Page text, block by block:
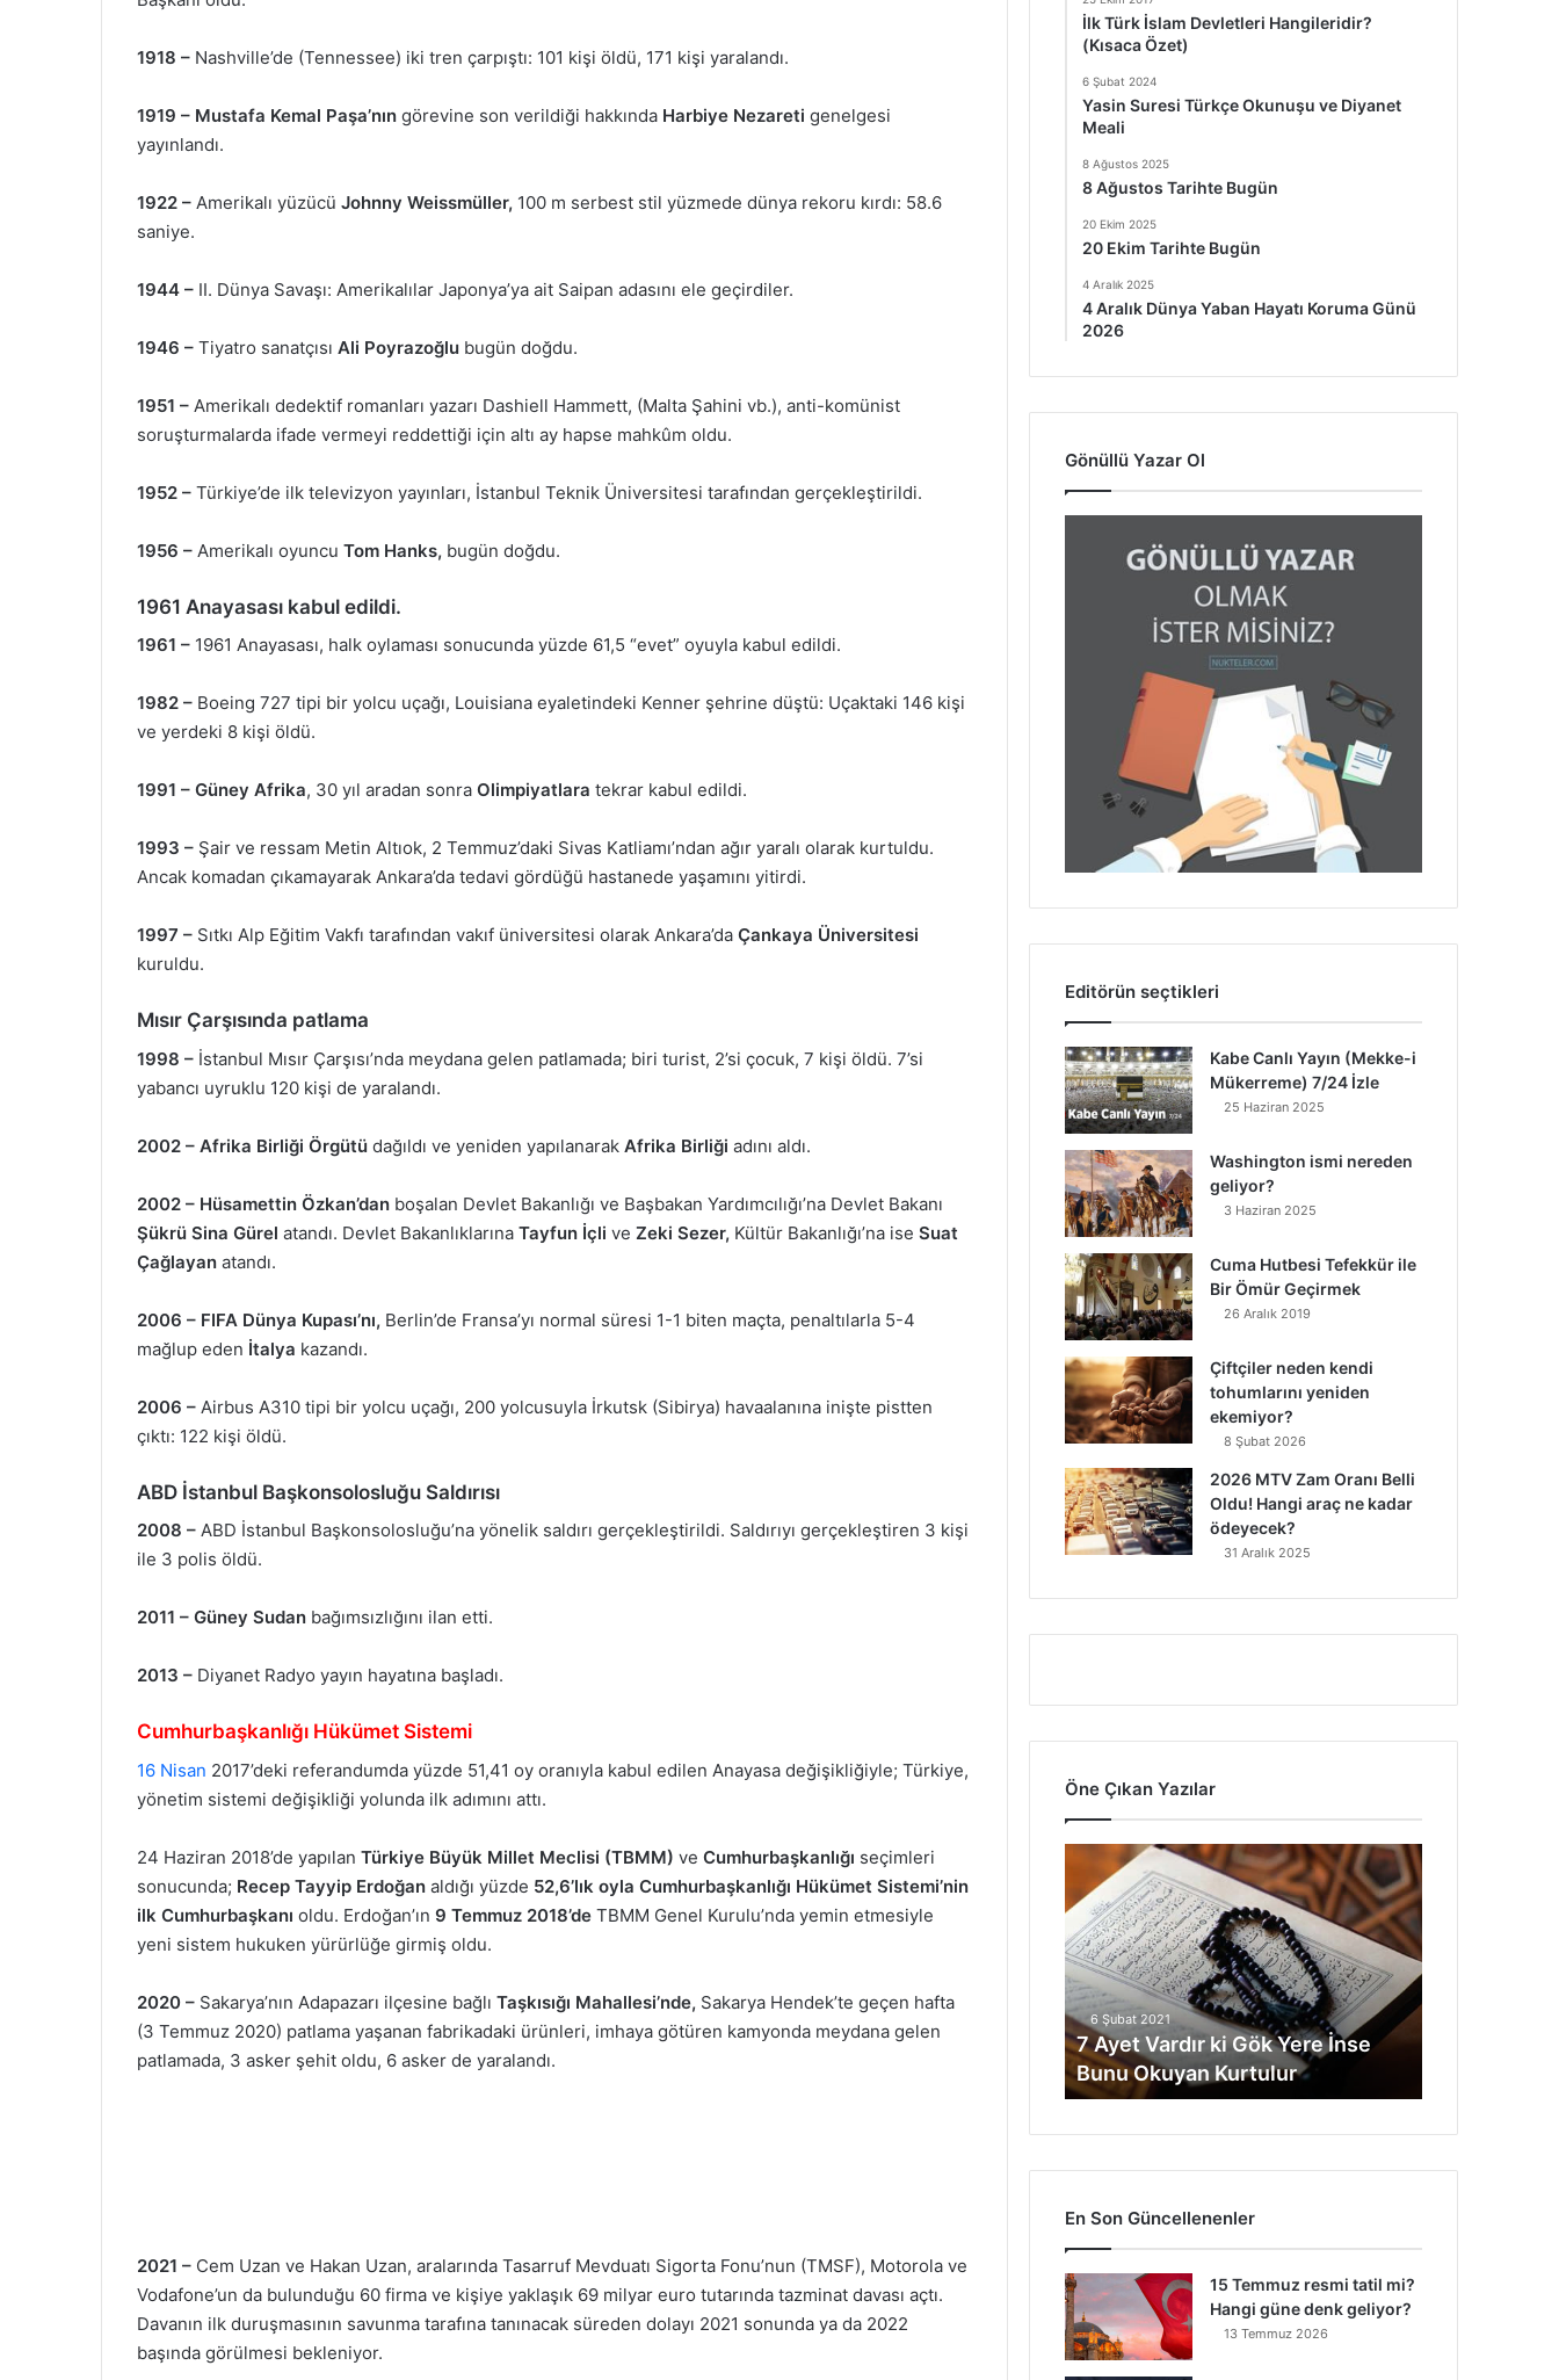
1918 – Nashville’de (Tennessee) iki tren çarpıştı: 101 kişi öldü, 171 kişi yaralandı.
1919 – Mustafa Kemal Paşa’nın görevine son verildiği hakkında Harbiye Nezareti genelgesi
yayınlandı.
1922 – Amerikalı yüzücü Johnny Weissmüller, 100 m serbest stil yüzmede dünya rekoru kırdı: 58.6
saniye.
1944 – II. Dünya Savaşı: Amerikalılar Japonya’ya ait Saipan adasını ele geçirdiler.
1946 – Tiyatro sanatçısı Ali Poyrazoğlu bugün doğdu.
1951 – Amerikalı dedektif romanları yazarı Dashiell Hammett, (Malta Şahini vb.), anti-komünist
soruşturmalarda ifade vermeyi reddettiği için altı ay hapse mahkûm oldu.
1952 – Türkiye’de ilk televizyon yayınları, İstanbul Teknik Üniversitesi tarafından gerçekleştirildi.
1956 – Amerikalı oyuncu Tom Hanks, bugün doğdu.
1961 Anayasası kabul edildi.
1961 – 1961 Anayasası, halk oylaması sonucunda yüzde 61,5 “evet” oyuyla kabul edildi.
1982 – Boeing 727 tipi bir yolcu uçağı, Louisiana eyaletindeki Kenner şehrine düştü: Uçaktaki 146 kişi
ve yerdeki 8 kişi öldü.
1991 – Güney Afrika, 30 yıl aradan sonra Olimpiyatlara tekrar kabul edildi.
1993 – Şair ve ressam Metin Altıok, 2 Temmuz’daki Sivas Katliamı’ndan ağır yaralı olarak kurtuldu.
Ancak komadan çıkamayarak Ankara’da tedavi gördüğü hastanede yaşamını yitirdi.
1997 – Sıtkı Alp Eğitim Vakfı tarafından vakıf üniversitesi olarak Ankara’da Çankaya Üniversitesi
kuruldu.
Mısır Çarşısında patlama
1998 – İstanbul Mısır Çarşısı’nda meydana gelen patlamada; biri turist, 2’si çocuk, 7 kişi öldü. 7’si
yabancı uyruklu 120 kişi de yaralandı.
2002 – Afrika Birliği Örgütü dağıldı ve yeniden yapılanarak Afrika Birliği adını aldı.
2002 – Hüsamettin Özkan’dan boşalan Devlet Bakanlığı ve Başbakan Yardımcılığı’na Devlet Bakanı
Şükrü Sina Gürel atandı. Devlet Bakanlıklarına Tayfun İçli ve Zeki Sezer, Kültür Bakanlığı’na ise Suat
Çağlayan atandı.
2006 – FIFA Dünya Kupası’nı, Berlin’de Fransa’yı normal süresi 1-1 biten maçta, penaltılarla 5-4
mağlup eden İtalya kazandı.
2006 – Airbus A310 tipi bir yolcu uçağı, 200 yolcusuyla İrkutsk (Sibirya) havaalanına inişte pistten
çıktı: 122 kişi öldü.
ABD İstanbul Başkonsolosluğu Saldırısı
2008 – ABD İstanbul Başkonsolosluğu’na yönelik saldırı gerçekleştirildi. Saldırıyı gerçekleştiren 3 kişi
ile 3 polis öldü.
2011 – Güney Sudan bağımsızlığını ilan etti.
2013 – Diyanet Radyo yayın hayatına başladı.
Cumhurbaşkanlığı Hükümet Sistemi
16 Nisan 2017’deki referandumda yüzde 51,41 oy oranıyla kabul edilen Anayasa değişikliğiyle; Türkiye,
yönetim sistemi değişikliği yolunda ilk adımını attı.
24 Haziran 2018’de yapılan Türkiye Büyük Millet Meclisi (TBMM) ve Cumhurbaşkanlığı seçimleri
sonucunda; Recep Tayyip Erdoğan aldığı yüzde 52,6’lık oyla Cumhurbaşkanlığı Hükümet Sistemi’nin
ilk Cumhurbaşkanı oldu. Erdoğan’ın 9 Temmuz 2018’de TBMM Genel Kurulu’nda yemin etmesiyle
yeni sistem hukuken yürürlüğe girmiş oldu.
2020 – Sakarya’nın Adapazarı ilçesine bağlı Taşkısığı Mahallesi’nde, Sakarya Hendek’te geçen hafta
(3 Temmuz 2020) patlama yaşanan fabrikadaki ürünleri, imhaya götüren kamyonda meydana gelen
patlamada, 3 asker şehit oldu, 6 asker de yaralandı.
2021 – Cem Uzan ve Hakan Uzan, aralarında Tasarruf Mevduatı Sigorta Fonu’nun (TMSF), Motorola ve
Vodafone’un da bulunduğu 60 firma ve kişiye yaklaşık 69 milyar euro tutarında tazminat davası açtı.
Davanın ilk duruşmasının savunma tarafına tanınacak süreden dolayı 2021 sonunda ya da 2022
başında görülmesi bekleniyor.
İlk Türk İslam Devletleri Hangileridir?
(Kısaca Özet)
6 Şubat 2024
Yasin Suresi Türkçe Okunuşu ve Diyanet
Meali
8 Ağustos 2025
8 Ağustos Tarihte Bugün
20 Ekim 2025
20 Ekim Tarihte Bugün
4 Aralık 2025
4 Aralık Dünya Yaban Hayatı Koruma Günü
2026
Gönüllü Yazar Ol
Editörün seçtikleri
Kabe Canlı Yayın (Mekke-i
Mükerreme) 7/24 İzle
25 Haziran 2025
Washington ismi nereden
geliyor?
3 Haziran 2025
Cuma Hutbesi Tefekkür ile
Bir Ömür Geçirmek
26 Aralık 2019
Çiftçiler neden kendi
tohumlarını yeniden
ekemiyor?
8 Şubat 2026
2026 MTV Zam Oranı Belli
Oldu! Hangi araç ne kadar
ödeyecek?
31 Aralık 2025
Öne Çıkan Yazılar
y
t
V
d
ı
r
G
k
Y
e
r
e
İ
6 Şubat 2021
7 Ayet Vardır ki Gök Yere İnse
Bunu Okuyan Kurtulur
En Son Güncellenenler
15 Temmuz resmi tatil mi?
Hangi güne denk geliyor?
13 Temmuz 2026